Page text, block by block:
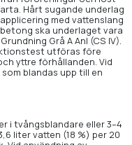
Hårt sugande underlag
med vattenslang
ska underlaget vara
Grå A Anl (CS IV).
utföras före
yttre förhållanden. Vid
blandas upp till en
i tvångsblandare eller 3–4
liter vatten (18 %) per 20